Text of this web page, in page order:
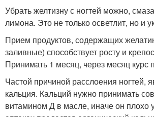
Убрать желтизну с ногтей можно,
лимона. Это не только осветлит, но и
Прием продуктов, содержащих
заливные) способствует росту и
Принимать 1 месяц, через месяц курс
Частой причиной расслоения ногтей,
кальция. Кальций нужно принимать
витамином Д в масле, иначе он плохо